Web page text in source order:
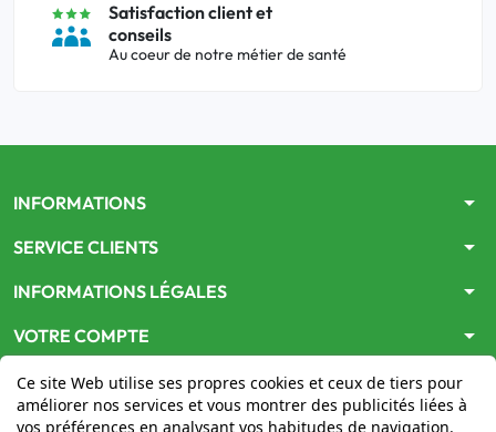
Satisfaction client et
conseils
Au coeur de notre métier de santé
INFORMATIONS arrow_drop_down
SERVICE CLIENTS arrow_drop_down
INFORMATIONS LÉGALES arrow_drop_down
VOTRE COMPTE arrow_drop_down
Ce site Web utilise ses propres cookies et ceux de tiers pour
améliorer nos services et vous montrer des publicités liées à
vos préférences en analysant vos habitudes de navigation.